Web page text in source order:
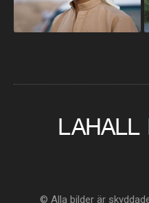
© Alla bilder är